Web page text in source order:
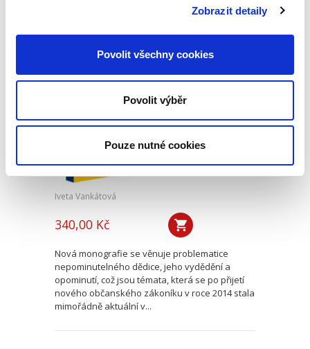
Zobrazit detaily
Povolit všechny cookies
Povolit výběr
Pouze nutné cookies
mediace, jejímu začlenění mezi alternativními
Nepominutelný
dědic a jeho
vydědění
Iveta Vankátová
340,00 Kč
Nová monografie se věnuje problematice
nepominutelného dědice, jeho vydědění a
opominutí, což jsou témata, která se po přijetí
nového občanského zákoníku v roce 2014 stala
mimořádně aktuální v...